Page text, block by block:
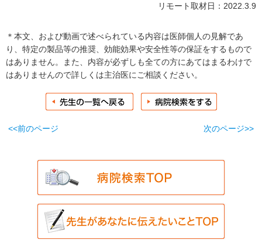
リモート取材日：2022.3.9
＊本文、および動画で述べられている内容は医師個人の見解であ
り、特定の製品等の推奨、効能効果や安全性等の保証をするもので
はありません。また、内容が必ずしも全ての方にあてはまるわけで
はありませんので詳しくは主治医にご相談ください。
<<前のページ 次のページ>>